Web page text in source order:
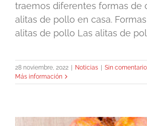
traemos diferentes formas de
alitas de pollo en casa.
alitas de pollo Las alitas de
28 noviembre, 2022 Noticias
Sin
Más información